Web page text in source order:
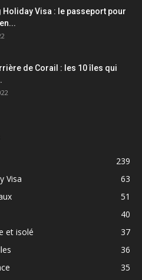
Holiday Visa : le passeport pour
de Corail : les 10 îles qui
239
Visa
63
51
40
et isolé
37
36
35